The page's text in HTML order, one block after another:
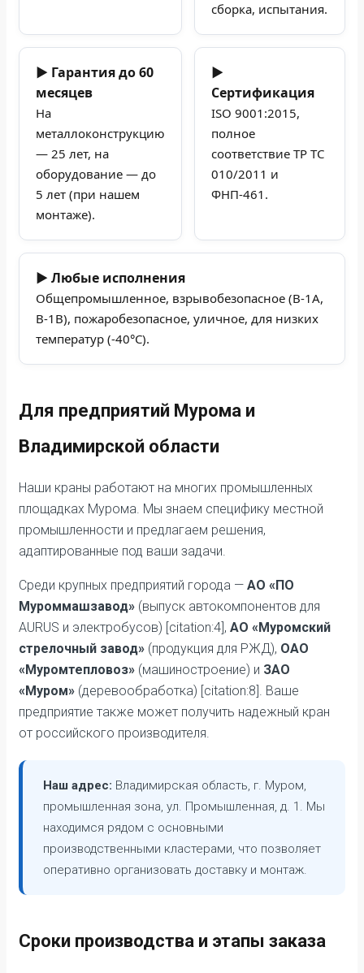
сборка, испытания.
▶ Гарантия до 60
месяцев
На
металлоконструкцию
— 25 лет, на
оборудование — до
5 лет (при нашем
монтаже).
▶
Сертификация
ISO 9001:2015,
полное
соответствие ТР ТС
010/2011 и
ФНП-461.
▶ Любые исполнения
Общепромышленное, взрывобезопасное (В-1А,
В-1В), пожаробезопасное, уличное, для низких
температур (-40°C).
Для предприятий Мурома и
Владимирской области
Наши краны работают на многих промышленных
площадках Мурома. Мы знаем специфику местной
промышленности и предлагаем решения,
адаптированные под ваши задачи.
Среди крупных предприятий города — АО «ПО
Муроммашзавод» (выпуск автокомпонентов для
AURUS и электробусов) [citation:4], АО «Муромский
стрелочный завод» (продукция для РЖД), ОАО
«Муромтепловоз» (машиностроение) и ЗАО
«Муром» (деревообработка) [citation:8]. Ваше
предприятие также может получить надежный кран
от российского производителя.
Наш адрес: Владимирская область, г. Муром,
промышленная зона, ул. Промышленная, д. 1. Мы
находимся рядом с основными
производственными кластерами, что позволяет
оперативно организовать доставку и монтаж.
Сроки производства и этапы заказа